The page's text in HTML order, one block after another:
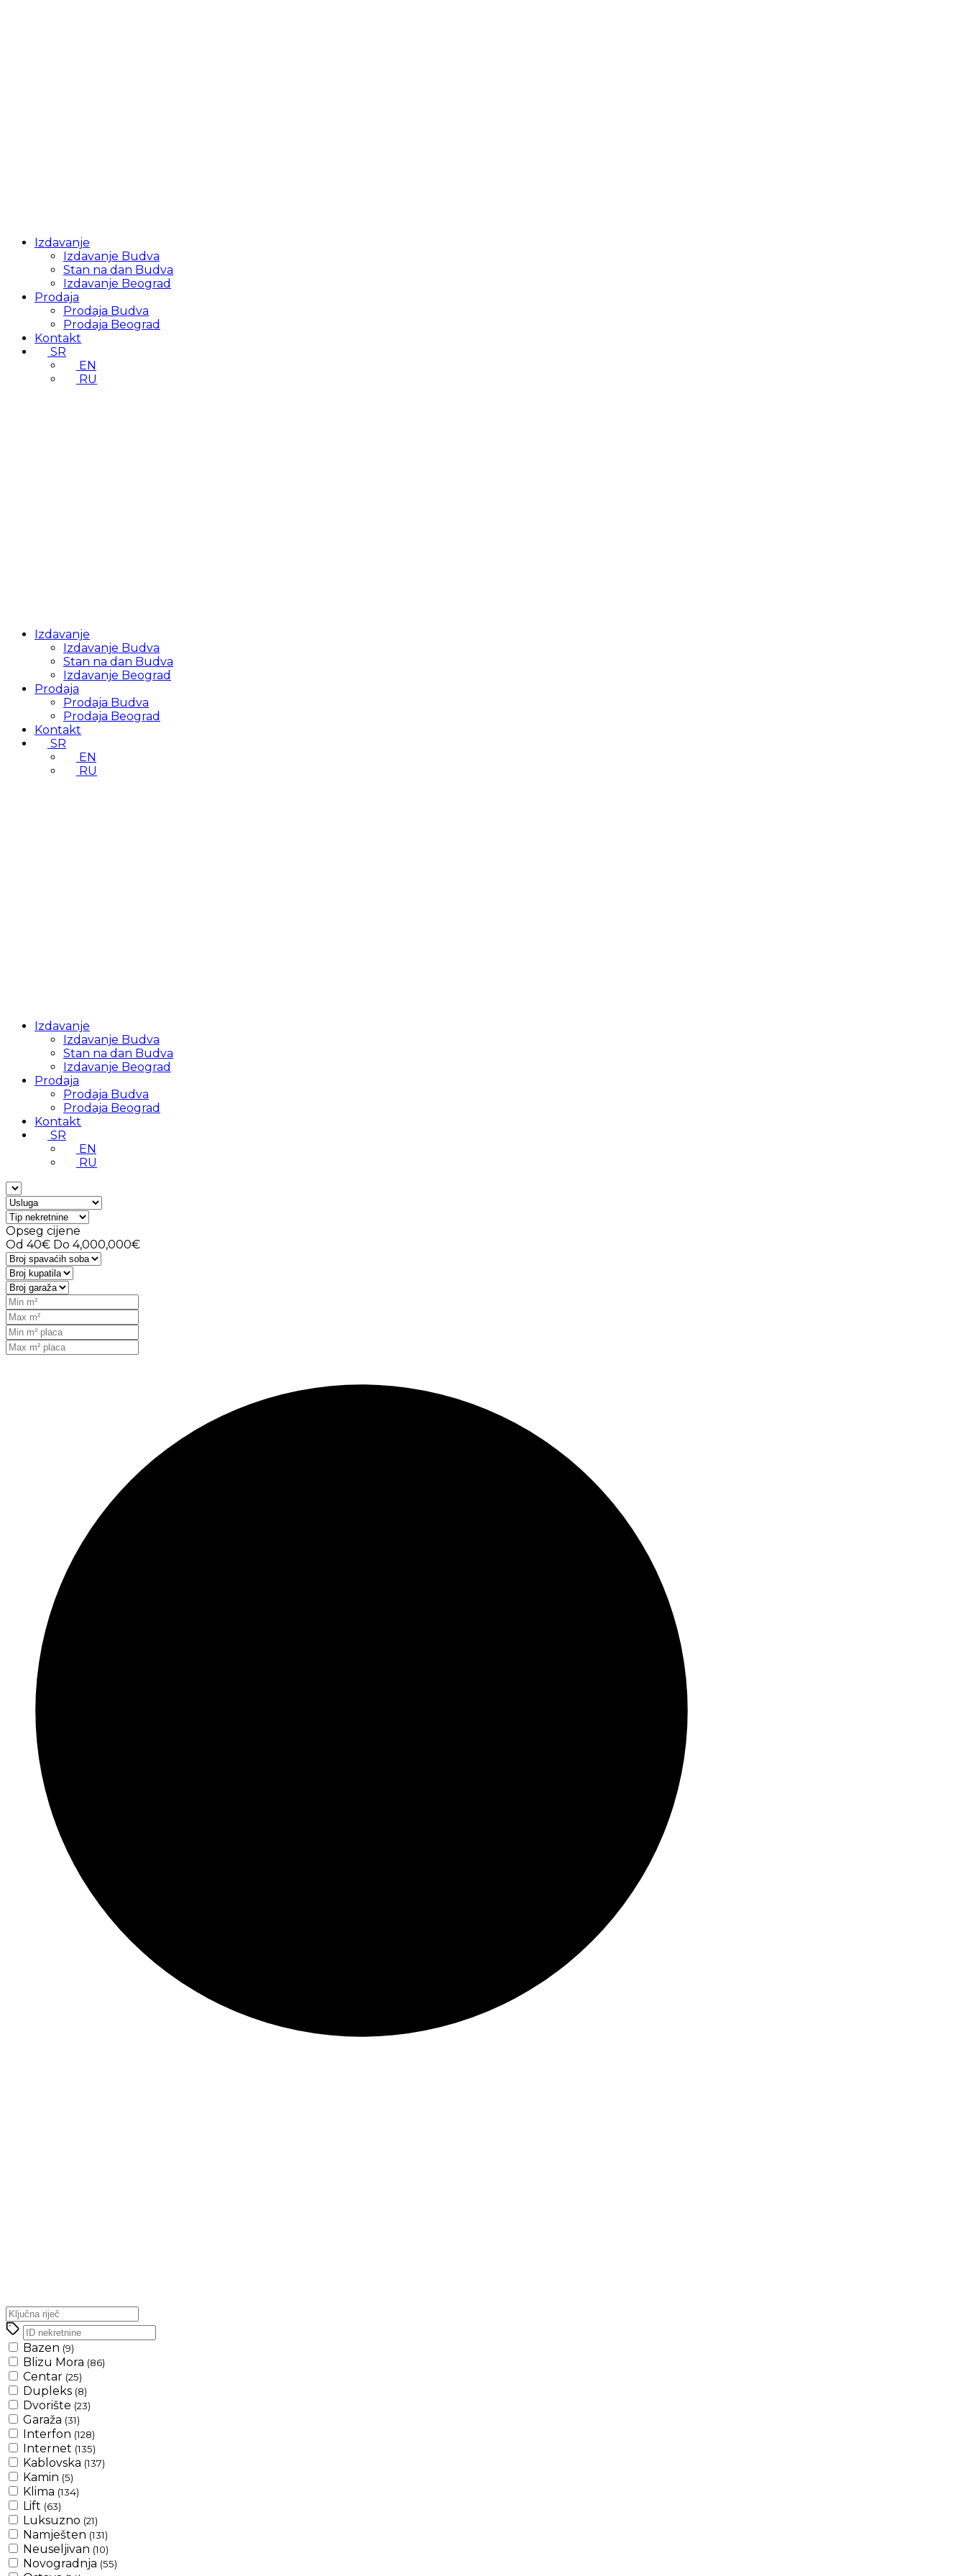
Izdavanje
Izdavanje Budva
Stan na dan Budva
Izdavanje Beograd
Prodaja
Prodaja Budva
Prodaja Beograd
Kontakt
SR
EN
RU
Izdavanje
Izdavanje Budva
Stan na dan Budva
Izdavanje Beograd
Prodaja
Prodaja Budva
Prodaja Beograd
Kontakt
SR
EN
RU
Izdavanje
Izdavanje Budva
Stan na dan Budva
Izdavanje Beograd
Prodaja
Prodaja Budva
Prodaja Beograd
Kontakt
SR
EN
RU
Opseg cijene
Od 40€ Do 4,000,000€
Bazen (9)
Blizu Mora (86)
Centar (25)
Dupleks (8)
Dvorište (23)
Garaža (31)
Interfon (128)
Internet (135)
Kablovska (137)
Kamin (5)
Klima (134)
Lift (63)
Luksuzno (21)
Namješten (131)
Neuseljivan (10)
Novogradnja (55)